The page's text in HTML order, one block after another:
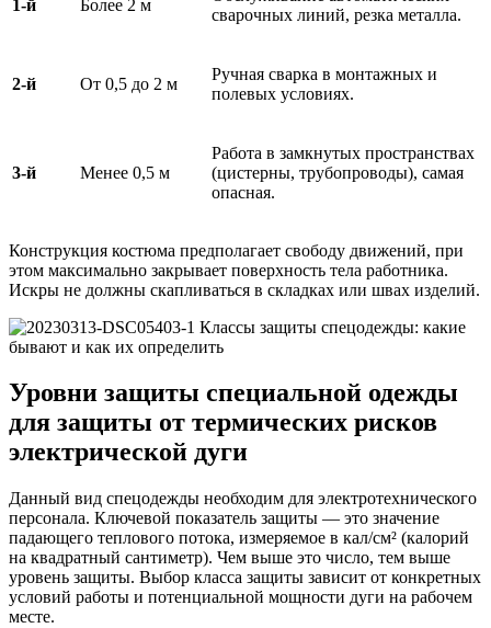
1-й Более 2 м
сварочных линий, резка металла.
2-й От 0,5 до 2 м
Ручная сварка в монтажных и
полевых условиях.
3-й Менее 0,5 м
Работа в замкнутых пространствах
(цистерны, трубопроводы), самая
опасная.
Конструкция костюма предполагает свободу движений, при
этом максимально закрывает поверхность тела работника.
Искры не должны скапливаться в складках или швах изделий.
Уровни защиты специальной одежды
для защиты от термических рисков
электрической дуги
Данный вид спецодежды необходим для электротехнического
персонала. Ключевой показатель защиты — это значение
падающего теплового потока, измеряемое в кал/см² (калорий
на квадратный сантиметр). Чем выше это число, тем выше
уровень защиты. Выбор класса защиты зависит от конкретных
условий работы и потенциальной мощности дуги на рабочем
месте.